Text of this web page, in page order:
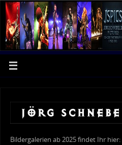
Bildergalerien ab 2025 findet Ihr hier: